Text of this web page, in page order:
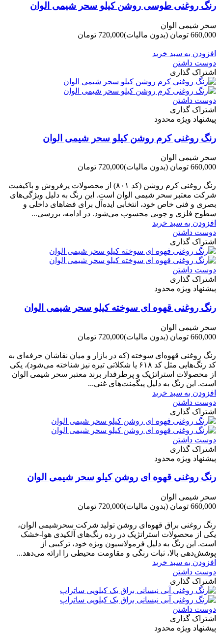
رنگ روغنی طوسی روشن کیلو سحر شیمی الوان
سحر شیمی الوان
660,000 تومان
(بدون مالیات)720,000 تومان
افزودن به سبد خرید
دوست داشتن
اشتراک گذاری
دوست داشتن
اشتراک گذاری
پیشنهاد ویژه محدود
رنگ روغنی کرم روشن کیلو سحر شیمی الوان
سحر شیمی الوان
660,000 تومان
(بدون مالیات)720,000 تومان
رنگ روغنی کرم روشن (کد ۸۰۱) از محصولات پرفروش و باکیفیت
شرکت‌ معتبر سحر شیمی الوان است. این رنگ به دلیل ویژگی‌های
بصری و فنی خاص خود، انتخابی ایده‌آل برای فضاهای داخلی و
سطوح فلزی و چوبی محسوب می‌شود. در ادامه، بررسی...
افزودن به سبد خرید
دوست داشتن
اشتراک گذاری
دوست داشتن
اشتراک گذاری
پیشنهاد ویژه محدود
رنگ روغنی قهوه ای سوخته کیلو سحر شیمی الوان
سحر شیمی الوان
660,000 تومان
(بدون مالیات)720,000 تومان
رنگ روغنی قهوه‌ای سوخته (که در بازار و میان نقاشان حرفه‌ای به
کد رنگ‌هایی مثل کد ۶۱۸ یا شکلاتی تیره نیز شناخته می‌شود)، یکی
از محصولات استراتژیک و پرطرفدار برند معتبر سحر شیمی الوان
است. این رنگ به دلیل پیگمنت‌های غنی...
افزودن به سبد خرید
دوست داشتن
اشتراک گذاری
دوست داشتن
اشتراک گذاری
پیشنهاد ویژه محدود
رنگ روغنی قهوه ای روشن کیلو سحر شیمی الوان
سحر شیمی الوان
660,000 تومان
(بدون مالیات)720,000 تومان
رنگ روغنی براق قهوه‌ای روشن تولید شرکت سحرشیمی الوان،
یکی از محصولات استراتژیک در رده رنگ‌های آلکیدی هوا-خشک
است. این رنگ به دلیل فرمولاسیون ویژه خود، ترکیبی از
پوشش‌دهی بالا، ثبات رنگی و مقاومت محیطی را ارائه می‌دهد...
افزودن به سبد خرید
دوست داشتن
اشتراک گذاری
دوست داشتن
اشتراک گذاری
پیشنهاد ویژه محدود